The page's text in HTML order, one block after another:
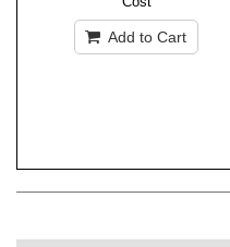
Add to Cart